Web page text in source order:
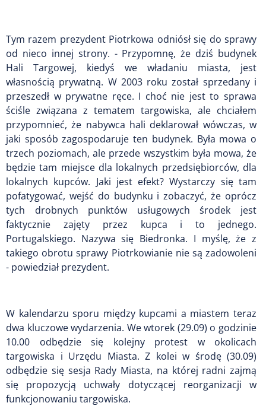
Tym razem prezydent Piotrkowa odniósł się do sprawy
od nieco innej strony. - Przypomnę, że dziś budynek
Hali Targowej, kiedyś we władaniu miasta, jest
własnością prywatną. W 2003 roku został sprzedany i
przeszedł w prywatne ręce. I choć nie jest to sprawa
ściśle związana z tematem targowiska, ale chciałem
przypomnieć, że nabywca hali deklarował wówczas, w
jaki sposób zagospodaruje ten budynek. Była mowa o
trzech poziomach, ale przede wszystkim była mowa, że
będzie tam miejsce dla lokalnych przedsiębiorców, dla
lokalnych kupców. Jaki jest efekt? Wystarczy się tam
pofatygować, wejść do budynku i zobaczyć, że oprócz
tych drobnych punktów usługowych środek jest
faktycznie zajęty przez kupca i to jednego.
Portugalskiego. Nazywa się Biedronka. I myślę, że z
takiego obrotu sprawy Piotrkowianie nie są zadowoleni
- powiedział prezydent.
W kalendarzu sporu między kupcami a miastem teraz
dwa kluczowe wydarzenia. We wtorek (29.09) o godzinie
10.00 odbędzie się kolejny protest w okolicach
targowiska i Urzędu Miasta. Z kolei w środę (30.09)
odbędzie się sesja Rady Miasta, na której radni zajmą
się propozycją uchwały dotyczącej reorganizacji w
funkcjonowaniu targowiska.